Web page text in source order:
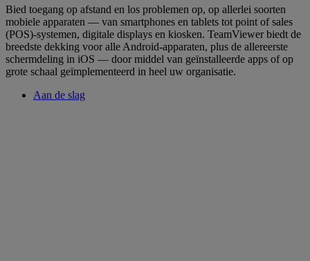
Bied toegang op afstand en los problemen op, op allerlei soorten
mobiele apparaten — van smartphones en tablets tot point of sales
(POS)-systemen, digitale displays en kiosken. TeamViewer biedt de
breedste dekking voor alle Android-apparaten, plus de allereerste
schermdeling in iOS — door middel van geïnstalleerde apps of op
grote schaal geïmplementeerd in heel uw organisatie.
Aan de slag